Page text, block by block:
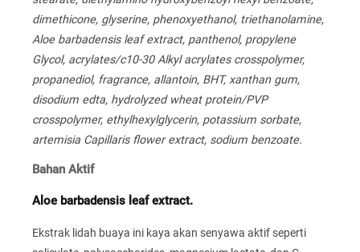
dimethicone, glyserine, phenoxyethanol, triethanolamine,
Aloe barbadensis leaf extract, panthenol, propylene
Glycol, acrylates/c10-30 Alkyl acrylates crosspolymer,
propanediol, fragrance, allantoin, BHT, xanthan gum,
disodium edta, hydrolyzed wheat protein/PVP
crosspolymer, ethylhexylglycerin, potassium sorbate,
artemisia Capillaris flower extract, sodium benzoate.
Bahan Aktif
Aloe barbadensis leaf extract.
Ekstrak lidah buaya ini kaya akan senyawa aktif seperti